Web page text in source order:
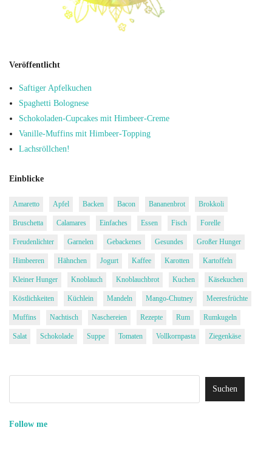
Veröffentlicht
Saftiger Apfelkuchen
Spaghetti Bolognese
Schokoladen-Cupcakes mit Himbeer-Creme
Vanille-Muffins mit Himbeer-Topping
Lachsröllchen!
Einblicke
Amaretto Apfel Backen Bacon Bananenbrot Brokkoli
Bruschetta Calamares Einfaches Essen Fisch Forelle
Freudenlichter Garnelen Gebackenes Gesundes Großer Hunger
Himbeeren Hähnchen Jogurt Kaffee Karotten Kartoffeln
Kleiner Hunger Knoblauch Knoblauchbrot Kuchen Käsekuchen
Köstlichkeiten Küchlein Mandeln Mango-Chutney Meeresfrüchte
Muffins Nachtisch Naschereien Rezepte Rum Rumkugeln
Salat Schokolade Suppe Tomaten Vollkornpasta Ziegenkäse
Follow me